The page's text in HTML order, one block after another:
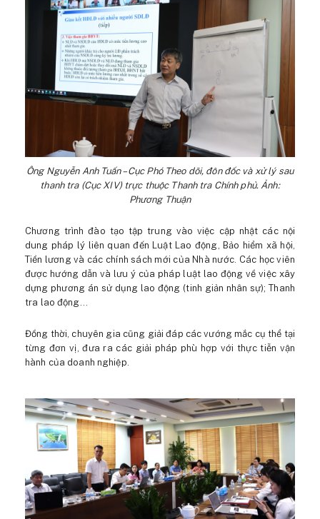
Ông Nguyễn Anh Tuấn – Cục Phó Theo dõi, đôn đốc và xử lý sau
thanh tra (Cục XIV) trực thuộc Thanh tra Chính phủ. Ảnh:
Phương Thuận
Chương trình đào tạo tập trung vào việc cập nhật các nội
dung pháp lý liên quan đến Luật Lao động, Bảo hiểm xã hội,
Tiền lương và các chính sách mới của Nhà nước. Các học viên
được hướng dẫn và lưu ý của pháp luật lao động về việc xây
dựng phương án sử dụng lao động (tinh giản nhân sự); Thanh
tra lao động…
Đồng thời, chuyên gia cũng giải đáp các vướng mắc cụ thể tại
từng đơn vị, đưa ra các giải pháp phù hợp với thực tiễn vận
hành của doanh nghiệp.